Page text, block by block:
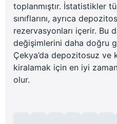
toplanmıştır. İstatistikler
sınıflarını, ayrıca
rezervasyonları içerir. Bu
değişimlerini daha doğru
Çekya’da depozitosuz ve
kiralamak için en iyi
olur.